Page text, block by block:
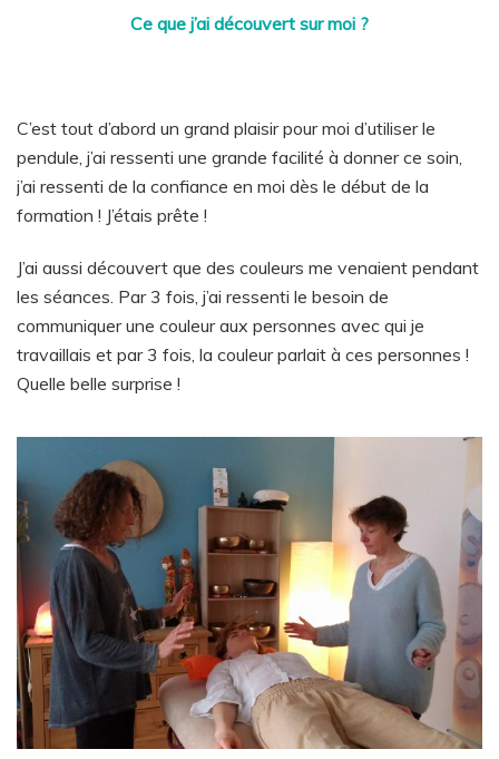
Ce que j’ai découvert sur moi ?
C’est tout d’abord un grand plaisir pour moi d’utiliser le
pendule, j’ai ressenti une grande facilité à donner ce soin,
j’ai ressenti de la confiance en moi dès le début de la
formation ! J’étais prête !
J’ai aussi découvert que des couleurs me venaient pendant
les séances. Par 3 fois, j’ai ressenti le besoin de
communiquer une couleur aux personnes avec qui je
travaillais et par 3 fois, la couleur parlait à ces personnes !
Quelle belle surprise !